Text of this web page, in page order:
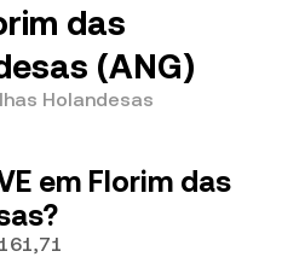
das
(ANG)
Holandesas
em Florim das